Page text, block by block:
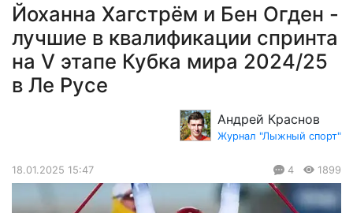
Йоханна Хагстрём и Бен Огден -
лучшие в квалификации спринта
на V этапе Кубка мира 2024/25
в Ле Русе
Андрей Краснов
Журнал "Лыжный спорт"
18.01.2025 15:47 4 1899